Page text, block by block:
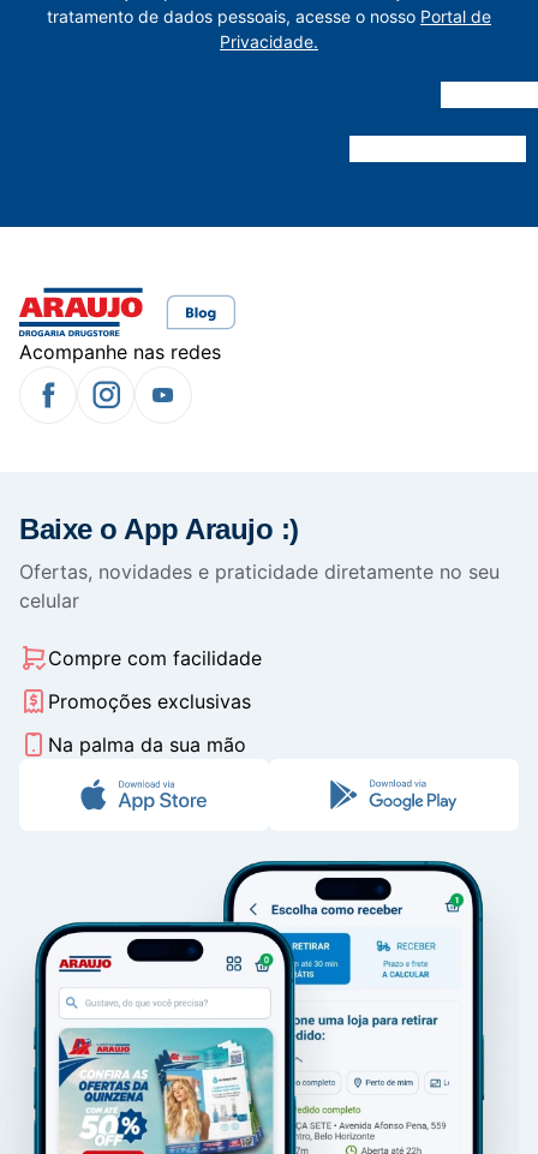
tratamento de dados pessoais, acesse o nosso Portal de
Privacidade.
Acompanhe nas redes
Baixe o App Araujo :)
Ofertas, novidades e praticidade diretamente no seu
celular
Compre com facilidade
Promoções exclusivas
Na palma da sua mão